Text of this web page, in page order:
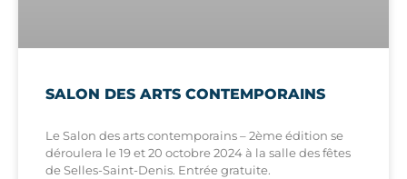
SALON DES ARTS CONTEMPORAINS
Le Salon des arts contemporains – 2ème édition se
déroulera le 19 et 20 octobre 2024 à la salle des fêtes
de Selles-Saint-Denis. Entrée gratuite.